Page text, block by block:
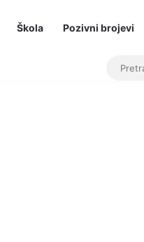
Škola Pozivni brojevi